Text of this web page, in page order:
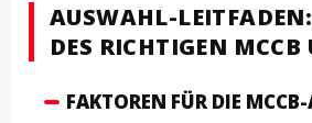
AUSWAHL-
DES RICHTIGEN MCCB
FAKTOREN FÜR DIE